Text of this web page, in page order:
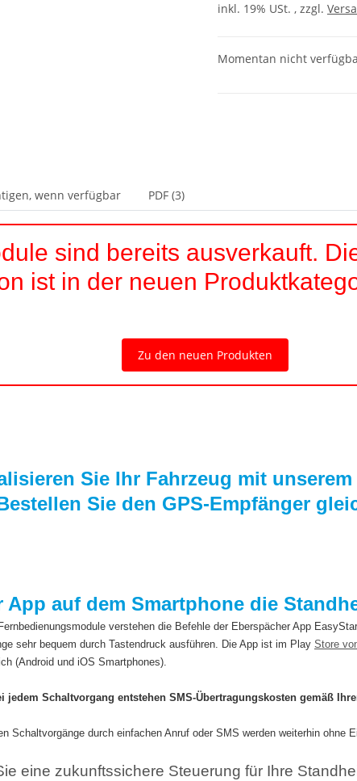
inkl. 19% USt. , zzgl.
Momentan nicht
wenn verfügbar PDF (3)
sind bereits ausverkauft.
ist in der neuen
Zu den neuen Produkten
Sie Ihr Fahrzeug mit
Sie den GPS-Empfänger
App auf dem Smartphone die
verstehen die Befehle der Eberspächer App
sehr bequem durch Tastendruck ausführen. Die App ist im Play Store
(Android und iOS Smartphones).
jedem Schaltvorgang entstehen SMS-Übertragungskosten gemäß
Schaltvorgänge durch einfachen Anruf oder SMS werden weiterhin ohne
eine zukunftssichere Steuerung für Ihre